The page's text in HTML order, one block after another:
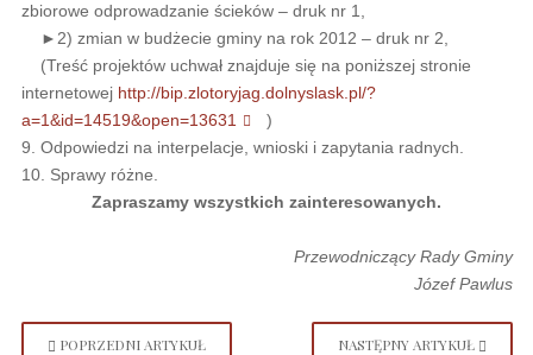
zbiorowe odprowadzanie ścieków – druk nr 1,
►2) zmian w budżecie gminy na rok 2012 – druk nr 2,
(Treść projektów uchwał znajduje się na poniższej stronie
internetowej http://bip.zlotoryjag.dolnyslask.pl/?
a=1&id=14519&open=13631
)
9. Odpowiedzi na interpelacje, wnioski i zapytania radnych.
10. Sprawy różne.
Zapraszamy wszystkich zainteresowanych.
Przewodniczący Rady Gminy
Józef Pawlus
POPRZEDNI ARTYKUŁ NASTĘPNY ARTYKUŁ